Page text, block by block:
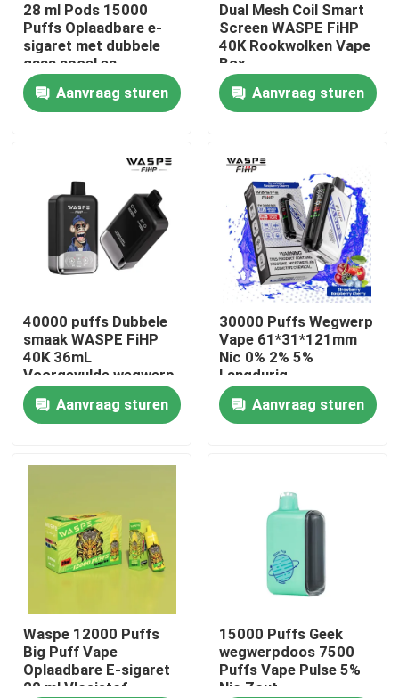
Producten
Ongeveer ons
Fabrieksreis
Kwaliteitscontrole
Contacteer ons
Nieuws
Beschikbare Vape-Pen
Het Beschikbare Vape Apparaat van CBD
28 ml Pods 15000
Puffs Oplaadbare e-
sigaret met dubbele
gaas spoel en
61*31*121mm
GrootteAanvraag sturen
Dual Mesh Coil Smart
Screen WASPE FiHP
40K Rookwolken Vape
Box
Aanvraag sturen
40000 puffs Dubbele
smaak WASPE FiHP
40K 36mL
Voorgevulde wegwerp
vape
Aanvraag sturen
30000 Puffs Wegwerp
Vape 61*31*121mm
Nic 0% 2% 5%
Langdurig
Aanvraag sturen
Waspe 12000 Puffs
Big Puff Vape
Oplaadbare E-sigaret
20 ml Vloeistof
15000 Puffs Geek
wegwerpdoos 7500
Puffs Vape Pulse 5%
Nic Zout